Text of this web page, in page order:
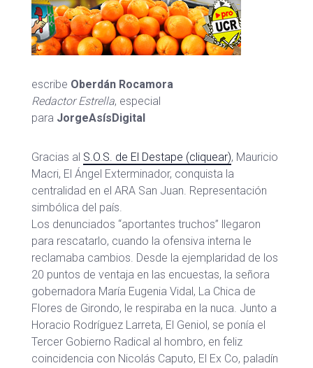
escribe Oberdán Rocamora
Redactor Estrella, especial
para JorgeAsísDigital
Gracias al S.O.S. de El Destape (cliquear), Mauricio
Macri, El Ángel Exterminador, conquista la
centralidad en el ARA San Juan. Representación
simbólica del país.
Los denunciados “aportantes truchos” llegaron
para rescatarlo, cuando la ofensiva interna le
reclamaba cambios. Desde la ejemplaridad de los
20 puntos de ventaja en las encuestas, la señora
gobernadora María Eugenia Vidal, La Chica de
Flores de Girondo, le respiraba en la nuca. Junto a
Horacio Rodríguez Larreta, El Geniol, se ponía el
Tercer Gobierno Radical al hombro, en feliz
coincidencia con Nicolás Caputo, El Ex Co, paladín